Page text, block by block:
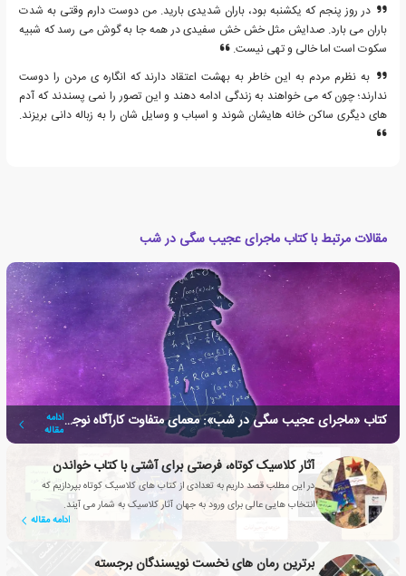
در روز پنجم که یکشنبه بود، باران شدیدی بارید. من دوست دارم وقتی به شدت
باران می بارد. صدایش مثل خش خش سفیدی در همه جا به گوش می رسد که شبیه
سکوت است اما خالی و تهی نیست.
به نظرم مردم به این خاطر به بهشت اعتقاد دارند که انگاره ی مردن را دوست
ندارند؛ چون که می خواهند به زندگی ادامه دهند و این تصور را نمی پسندند که آدم
های دیگری ساکن خانه هایشان شوند و اسباب و وسایل شان را به زباله دانی بریزند.
مقالات مرتبط با کتاب ماجرای عجیب سگی در شب
کتاب «ماجرای عجیب سگی در شب»: معمای متفاوت کارآگاه نوجوانادامه
مقاله
آثار کلاسیک کوتاه، فرصتی برای آشتی با کتاب خواندن
در این مطلب قصد داریم به تعدادی از کتاب های کلاسیک کوتاه بپردازیم که
انتخاب هایی عالی برای ورود به جهان آثار کلاسیک به شمار می آیند.
ادامه مقاله
برترین رمان های نخست نویسندگان برجسته